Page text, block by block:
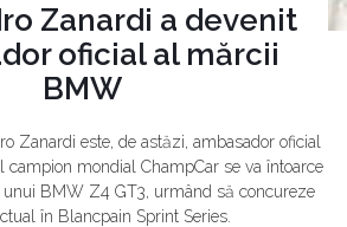
Zanardi a devenit
oficial al mărcii
BMW
Zanardi este, de astăzi, ambasador oficial
mondial ChampCar se va întoarce
BMW Z4 GT3, urmând să concureze
în Blancpain Sprint Series.